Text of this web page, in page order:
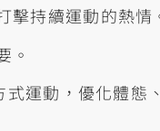
擊持續運動的熱情
。
運動，優化體態